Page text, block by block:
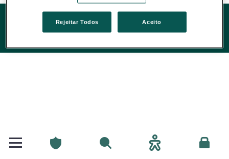
Particulares Pesquisar Acessibilidade
Rejeitar Todos Aceito